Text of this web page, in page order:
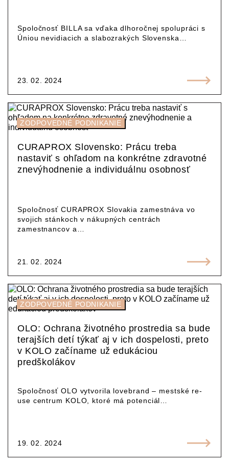
Spoločnosť BILLA sa vďaka dlhoročnej spolupráci s
Úniou nevidiacich a slabozrakých Slovenska…
23. 02. 2024
ZODPOVEDNÉ PODNIKANIE
CURAPROX Slovensko: Prácu treba
nastaviť s ohľadom na konkrétne zdravotné
znevýhodnenie a individuálnu osobnosť
Spoločnosť CURAPROX Slovakia zamestnáva vo
svojich stánkoch v nákupných centrách
zamestnancov a…
21. 02. 2024
ZODPOVEDNÉ PODNIKANIE
OLO: Ochrana životného prostredia sa bude
terajších detí týkať aj v ich dospelosti, preto
v KOLO začíname už edukáciou
predškolákov
Spoločnosť OLO vytvorila lovebrand – mestské re-
use centrum KOLO, ktoré má potenciál…
19. 02. 2024